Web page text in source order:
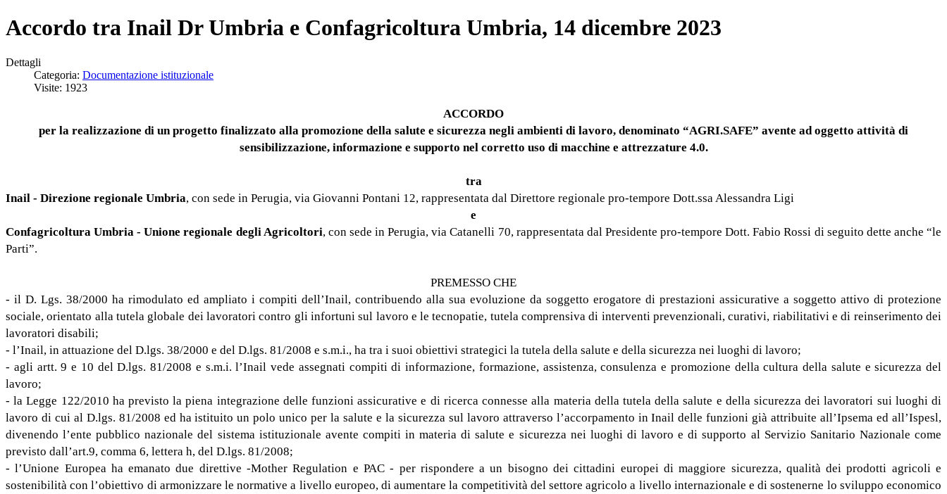
Accordo tra Inail Dr Umbria e Confagricoltura Umbria, 14 dicembre 2023
Dettagli
Categoria: Documentazione istituzionale
Visite: 1923
ACCORDO
per la realizzazione di un progetto finalizzato alla promozione della salute e sicurezza negli ambienti di lavoro, denominato “AGRI.SAFE” avente ad oggetto attività di
sensibilizzazione, informazione e supporto nel corretto uso di macchine e attrezzature 4.0.
tra
Inail - Direzione regionale Umbria, con sede in Perugia, via Giovanni Pontani 12, rappresentata dal Direttore regionale pro-tempore Dott.ssa Alessandra Ligi
e
Confagricoltura Umbria - Unione regionale degli Agricoltori, con sede in Perugia, via Catanelli 70, rappresentata dal Presidente pro-tempore Dott. Fabio Rossi di seguito dette anche “le
Parti”.
PREMESSO CHE
- il D. Lgs. 38/2000 ha rimodulato ed ampliato i compiti dell’Inail, contribuendo alla sua evoluzione da soggetto erogatore di prestazioni assicurative a soggetto attivo di protezione
sociale, orientato alla tutela globale dei lavoratori contro gli infortuni sul lavoro e le tecnopatie, tutela comprensiva di interventi prevenzionali, curativi, riabilitativi e di reinserimento dei
lavoratori disabili;
- l’Inail, in attuazione del D.lgs. 38/2000 e del D.lgs. 81/2008 e s.m.i., ha tra i suoi obiettivi strategici la tutela della salute e della sicurezza nei luoghi di lavoro;
- agli artt. 9 e 10 del D.lgs. 81/2008 e s.m.i. l’Inail vede assegnati compiti di informazione, formazione, assistenza, consulenza e promozione della cultura della salute e sicurezza del
lavoro;
- la Legge 122/2010 ha previsto la piena integrazione delle funzioni assicurative e di ricerca connesse alla materia della tutela della salute e della sicurezza dei lavoratori sui luoghi di
lavoro di cui al D.lgs. 81/2008 ed ha istituito un polo unico per la salute e la sicurezza sul lavoro attraverso l’accorpamento in Inail delle funzioni già attribuite all’Ipsema ed all’Ispesl,
divenendo l’ente pubblico nazionale del sistema istituzionale avente compiti in materia di salute e sicurezza nei luoghi di lavoro e di supporto al Servizio Sanitario Nazionale come
previsto dall’art.9, comma 6, lettera h, del D.lgs. 81/2008;
- l’Unione Europea ha emanato due direttive -Mother Regulation e PAC - per rispondere a un bisogno dei cittadini europei di maggiore sicurezza, qualità dei prodotti agricoli e
sostenibilità con l’obiettivo di armonizzare le normative a livello europeo, di aumentare la competitività del settore agricolo a livello internazionale e di sostenerne lo sviluppo economico